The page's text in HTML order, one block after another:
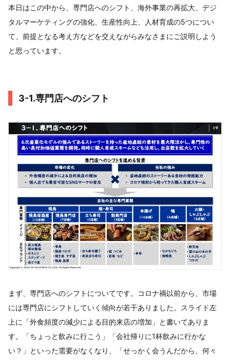
本日はこの中から、専門店へのシフト、海外事業の再拡大、デジ
タルマーケティングの強化、生産性向上、人材育成の5つについ
て、前提となる考え方などを交えながらみなさまにご説明しよう
と思っています。
3-1.専門店へのシフト
まず、専門店へのシフトについてです。コロナ禍以前から、市場
には専門店にシフトしていく傾向が若干ありました。スライド左
上に「外食頻度の減少による目的来店の増加」と書いてありま
す。「ちょっと飲みに行こう」「会社帰りに1杯飲みに行かな
い？」といった需要がなくなり、「せっかく会うんだから、何々